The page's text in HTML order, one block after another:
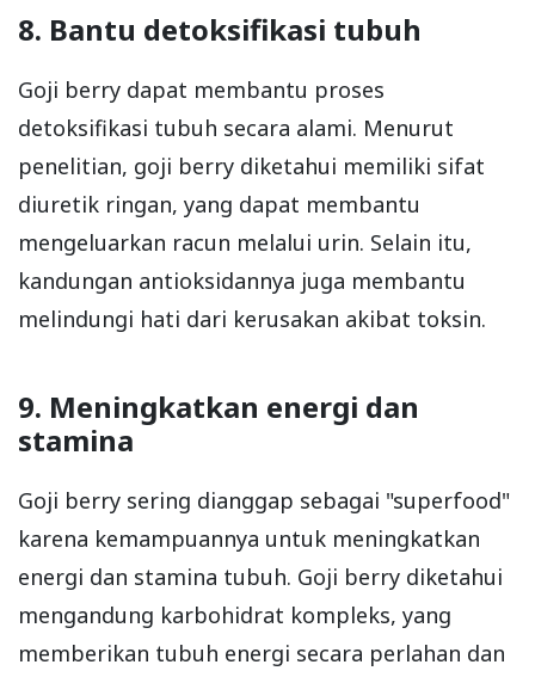
8. Bantu detoksifikasi tubuh
Goji berry dapat membantu proses
detoksifikasi tubuh secara alami. Menurut
penelitian, goji berry diketahui memiliki sifat
diuretik ringan, yang dapat membantu
mengeluarkan racun melalui urin. Selain itu,
kandungan antioksidannya juga membantu
melindungi hati dari kerusakan akibat toksin.
9. Meningkatkan energi dan
stamina
Goji berry sering dianggap sebagai "superfood"
karena kemampuannya untuk meningkatkan
energi dan stamina tubuh. Goji berry diketahui
mengandung karbohidrat kompleks, yang
memberikan tubuh energi secara perlahan dan